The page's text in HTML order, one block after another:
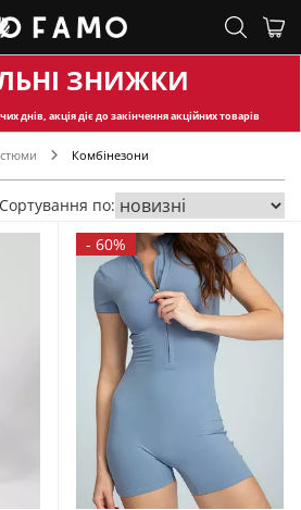
ЗНИЖКИ
днів, акція діє до закінчення акційних товарів
Комбінезони
Сортування по:
- 60%